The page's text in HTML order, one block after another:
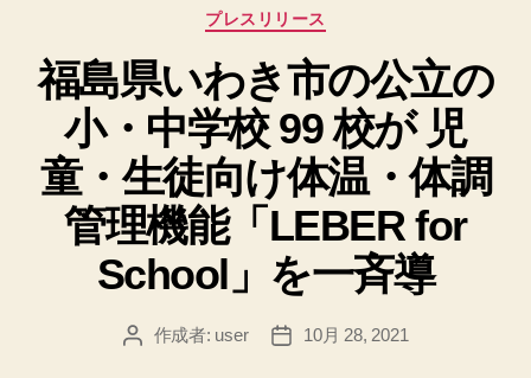
カ
ゴ
リ
ー
プレスリリース
福島県いわき市の公立の
小・中学校 99 校が 児
童・生徒向け体温・体調
管理機能「LEBER for
School」を一斉導
投 作成者: user
投
10月 28, 2021